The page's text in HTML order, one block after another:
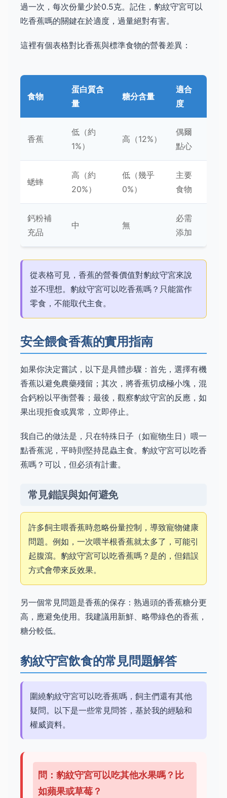
過一次，每次份量少於0.5克。記住，豹紋守宮可以
吃香蕉嗎的關鍵在於適度，過量絕對有害。
這裡有個表格對比香蕉與標準食物的營養差異：
食物
蛋白質含
量
糖分含量
適合
度
香蕉
低（約
1%）
高（12%）
偶爾
點心
蟋蟀
高（約
20%）
低（幾乎
0%）
主要
食物
鈣粉補
充品
中 無
必需
添加
從表格可見，香蕉的營養價值對豹紋守宮來說
並不理想。豹紋守宮可以吃香蕉嗎？只能當作
零食，不能取代主食。
安全餵食香蕉的實用指南
如果你決定嘗試，以下是具體步驟：首先，選擇有機
香蕉以避免農藥殘留；其次，將香蕉切成極小塊，混
合鈣粉以平衡營養；最後，觀察豹紋守宮的反應，如
果出現拒食或異常，立即停止。
我自己的做法是，只在特殊日子（如寵物生日）喂一
點香蕉泥，平時則堅持昆蟲主食。豹紋守宮可以吃香
蕉嗎？可以，但必須有計畫。
常見錯誤與如何避免
許多飼主喂香蕉時忽略份量控制，導致寵物健康
問題。例如，一次喂半根香蕉就太多了，可能引
起腹瀉。豹紋守宮可以吃香蕉嗎？是的，但錯誤
方式會帶來反效果。
另一個常見問題是香蕉的保存：熟過頭的香蕉糖分更
高，應避免使用。我建議用新鮮、略帶綠色的香蕉，
糖分較低。
豹紋守宮飲食的常見問題解答
圍繞豹紋守宮可以吃香蕉嗎，飼主們還有其他
疑問。以下是一些常見問答，基於我的經驗和
權威資料。
問：豹紋守宮可以吃其他水果嗎？比
如蘋果或草莓？